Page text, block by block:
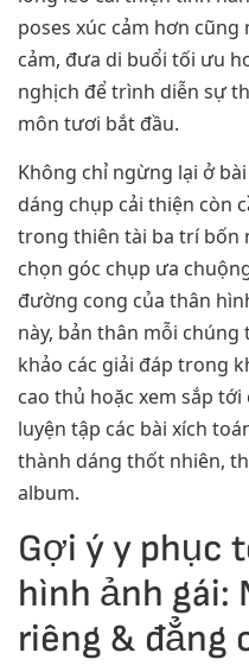
poses xúc cảm hơn
cảm, đưa di buổi tối ưu
nghịch để trình diễn sự
môn tươi bắt đầu.
Không chỉ ngừng lại ở
dáng chụp cải thiện còn
trong thiên tài ba trí bốn
chọn góc chụp ưa
đường cong của thân
này, bản thân mỗi
khảo các giải đáp trong
cao thủ hoặc xem sắp
luyện tập các bài xích
thành dáng thốt nhiên,
album.
Gợi ý y phục
hình ảnh gái:
riêng & đẳng